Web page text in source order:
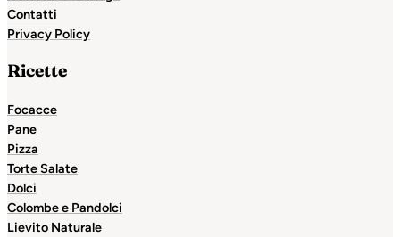
Contatti
Privacy Policy
Ricette
Focacce
Pane
Pizza
Torte Salate
Dolci
Colombe e Pandolci
Lievito Naturale